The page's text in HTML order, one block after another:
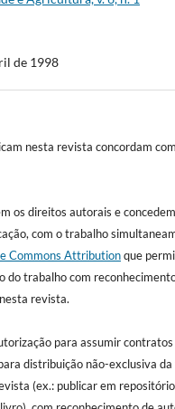
de 1998
nesta revista concordam
os direitos autorais e
com o trabalho
Commons Attributionque
do trabalho com
revista.
para assumir contratos
distribuição não-exclusiva
(ex.: publicar em